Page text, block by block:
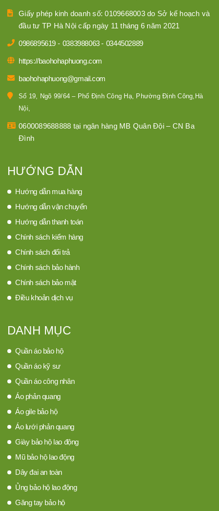
Giấy phép kinh doanh số: 0109668003 do Sở kế hoạch và
đầu tư TP Hà Nội cấp ngày 11 tháng 6 năm 2021
0986895619 - 0383988063- 0344502889
https://baohohaphuong.com
baohohaphuong@gmail.com
Số 19, Ngõ 99/64 – Phố Định Công Hạ, Phường Định Công,Hà
Nội,
0600089688888 tại ngân hàng MB Quân Đội – CN Ba
Đình
HƯỚNG DẪN
Hướng dẫn mua hàng
Hướng dẫn vận chuyển
Hướng dẫn thanh toán
Chính sách kiểm hàng
Chính sách đổi trả
Chính sách bảo hành
Chính sách bảo mật
Điều khoản dịch vụ
DANH MỤC
Quần áo bảo hộ
Quần áo kỹ sư
Quần áo công nhân
Áo phản quang
Áo gile bảo hộ
Áo lưới phản quang
Giày bảo hộ lao động
Mũ bảo hộ lao động
Dây đai an toàn
Ủng bảo hộ lao động
Găng tay bảo hộ